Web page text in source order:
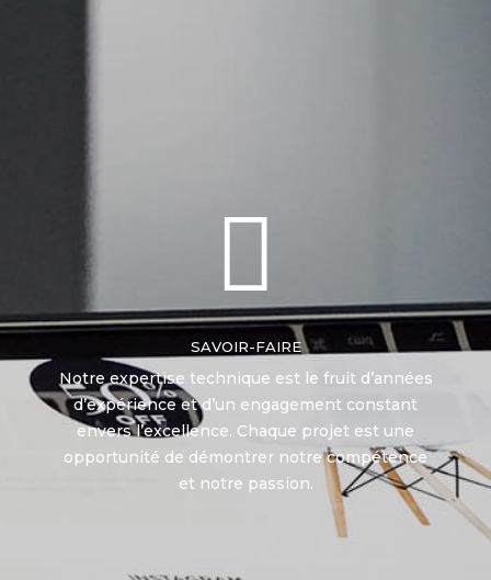

SAVOIR-FAIRE
Notre expertise technique est le fruit d’années
d’expérience et d’un engagement constant
envers l’excellence. Chaque projet est une
opportunité de démontrer notre compétence
et notre passion.